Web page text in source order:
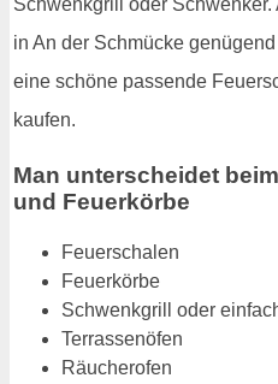
Schwenkgrill oder
in An der Schmücke
eine schöne passende
kaufen.
Man unterscheidet
und Feuerkörbe
Feuerschalen
Feuerkörbe
Schwenkgrill oder
Terrassenöfen
Räucherofen